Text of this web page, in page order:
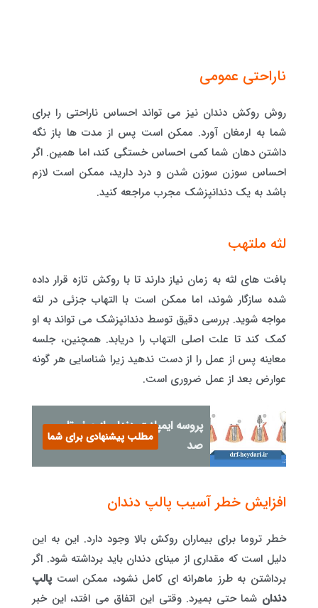
ناراحتی عمومی
روش روکش دندان نیز می تواند احساس ناراحتی را برای
شما به ارمغان آورد. ممکن است پس از مدت ها باز نگه
داشتن دهان شما کمی احساس خستگی کند، اما همین. اگر
احساس سوزن سوزن شدن و درد دارید، ممکن است لازم
باشد به یک دندانپزشک مجرب مراجعه کنید.
لثه ملتهب
بافت های لثه به زمان نیاز دارند تا با روکش تازه قرار داده
شده سازگار شوند، اما ممکن است با التهاب جزئی در لثه
مواجه شوید. بررسی دقیق توسط دندانپزشک می تواند به او
کمک کند تا علت اصلی التهاب را دریابد. همچنین، جلسه
معاینه پس از عمل را از دست ندهید زیرا شناسایی هر گونه
عوارض بعد از عمل ضروری است.
پروسه ایمپلنت دندان از صفر تا
صد
مطلب پیشنهادی برای شما
افزایش خطر آسیب پالپ دندان
خطر تروما برای بیماران روکش بالا وجود دارد. این به این
دلیل است که مقداری از مینای دندان باید برداشته شود. اگر
برداشتن به طرز ماهرانه ای کامل نشود، ممکن استپالپ
دندان شما حتی بمیرد. وقتی این اتفاق می افتد، این خبر